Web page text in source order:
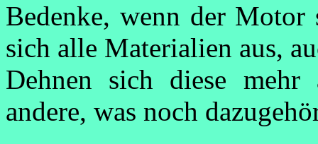
Bedenke, wenn der
sich alle Materialien aus,
Dehnen sich diese
andere, was noch